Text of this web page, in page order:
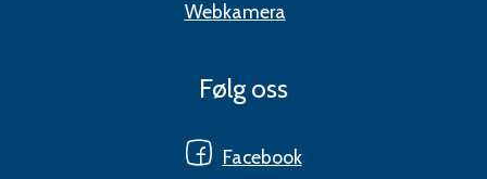
Webkamera
Følg oss
Facebook